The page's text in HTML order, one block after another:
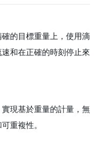
的目標重量上，使用滴
和在正確的時刻停止來
現基於重量的計量，無
重複性。